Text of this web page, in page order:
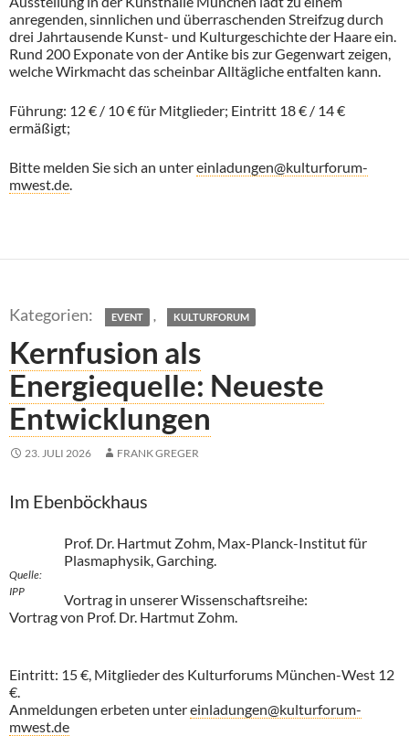
anregenden, sinnlichen und überraschenden Streifzug durch
drei Jahrtausende Kunst- und Kulturgeschichte der Haare ein.
Rund 200 Exponate von der Antike bis zur Gegenwart zeigen,
welche Wirkmacht das scheinbar Alltägliche entfalten kann.
Führung: 12 € / 10 € für Mitglieder; Eintritt 18 € / 14 €
ermäßigt;
Bitte melden Sie sich an untereinladungen@kulturforum-
mwest.de.
EVENT , KULTURFORUM
Kernfusion als
Energiequelle: Neueste
Entwicklungen
23. JULI 2026 FRANK GREGER
Im Ebenböckhaus
Quelle:
IPP
Prof. Dr. Hartmut Zohm, Max-Planck-Institut für
Plasmaphysik, Garching.
Vortrag in unserer Wissenschaftsreihe:
Vortrag von Prof. Dr. Hartmut Zohm.
Eintritt: 15 €, Mitglieder des Kulturforums München-West 12
€.
Anmeldungen erbeten untereinladungen@kulturforum-
mwest.de